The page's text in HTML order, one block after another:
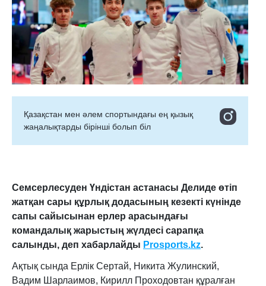
Қазақстан мен әлем спортындағы ең қызық
жаңалықтарды бірінші болып біл
Семсерлесуден Үндістан астанасы Делиде өтіп
жатқан сары құрлық додасының кезекті күнінде
сапы сайысынан ерлер арасындағы
командалық жарыстың жүлдесі сарапқа
салынды, деп хабарлайды Prosports.kz.
Ақтық сында Ерлік Сертай, Никита Жулинский,
Вадим Шарлаимов, Кирилл Проходовтан құралған